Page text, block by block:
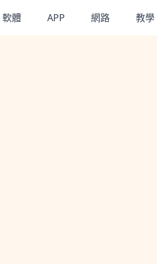
軟體 APP 網路 教學